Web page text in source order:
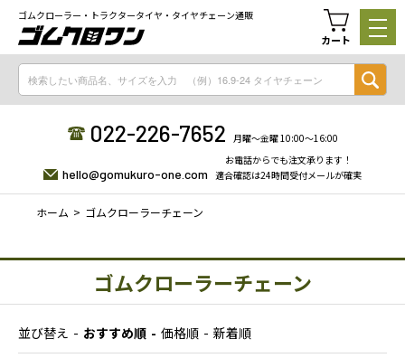
ゴムクローラー・トラクタータイヤ・タイヤチェーン通販
カート
022-226-7652 月曜〜金曜 10:00〜16:00
hello@gomukuro-one.com
お電話からでも注文承ります！
適合確認は24時間受付メールが確実
ホーム ゴムクローラーチェーン
ゴムクローラーチェーン
並び替え おすすめ順 価格順 新着順